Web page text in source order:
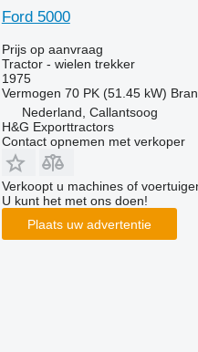
Ford 5000
Prijs op aanvraag
Tractor - wielen trekker
1975
Vermogen 70 PK (51.45 kW)
Nederland, Callantsoog
H&G Exporttractors
Contact opnemen met verkoper
Verkoopt u machines of
U kunt het met ons doen!
Plaats uw advertentie